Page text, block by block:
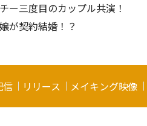
ー三度目のカップル共演！
が契約結婚！？
信 リリース メイキング映像